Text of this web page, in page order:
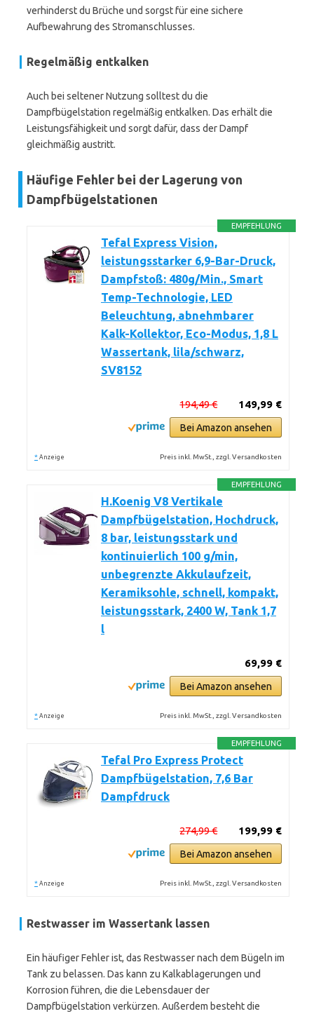
verhinderst du Brüche und sorgst für eine sichere
Aufbewahrung des Stromanschlusses.
Regelmäßig entkalken
Auch bei seltener Nutzung solltest du die
Dampfbügelstation regelmäßig entkalken. Das erhält die
Leistungsfähigkeit und sorgt dafür, dass der Dampf
gleichmäßig austritt.
Häufige Fehler bei der Lagerung von
Dampfbügelstationen
EMPFEHLUNG
Tefal Express Vision,
leistungsstarker 6,9-Bar-Druck,
Dampfstoß: 480g/Min., Smart
Temp-Technologie, LED
Beleuchtung, abnehmbarer
Kalk-Kollektor, Eco-Modus, 1,8 L
Wassertank, lila/schwarz,
SV8152
149,99 €
194,49 €
Bei Amazon ansehen
* Anzeige Preis inkl. MwSt., zzgl. Versandkosten
EMPFEHLUNG
H.Koenig V8 Vertikale
Dampfbügelstation, Hochdruck,
8 bar, leistungsstark und
kontinuierlich 100 g/min,
unbegrenzte Akkulaufzeit,
Keramiksohle, schnell, kompakt,
leistungsstark, 2400 W, Tank 1,7
l
69,99 €
Bei Amazon ansehen
* Anzeige Preis inkl. MwSt., zzgl. Versandkosten
EMPFEHLUNG
Tefal Pro Express Protect
Dampfbügelstation, 7,6 Bar
Dampfdruck
199,99 €
274,99 €
Bei Amazon ansehen
* Anzeige Preis inkl. MwSt., zzgl. Versandkosten
Restwasser im Wassertank lassen
Ein häufiger Fehler ist, das Restwasser nach dem Bügeln im
Tank zu belassen. Das kann zu Kalkablagerungen und
Korrosion führen, die die Lebensdauer der
Dampfbügelstation verkürzen. Außerdem besteht die